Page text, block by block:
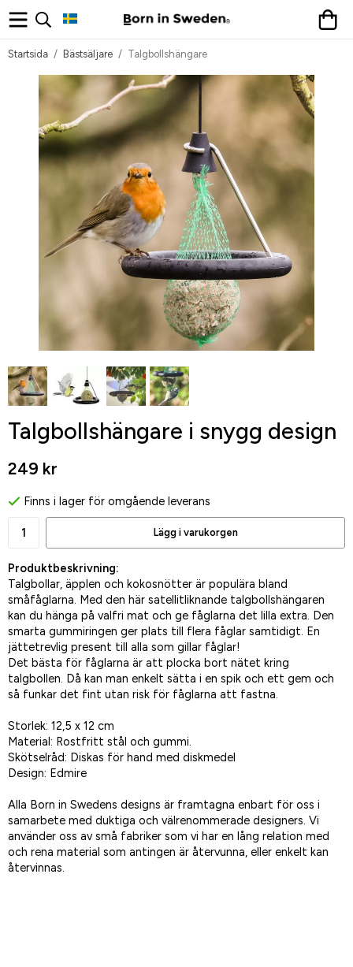
Startsida / Bästsäljare / Talgbollshängare
Talgbollshängare i snygg design
249 kr
Finns i lager för omgående leverans
Lägg i varukorgen
Produktbeskrivning:
Talgbollar, äpplen och kokosnötter är populära bland
småfåglarna. Med den här satellitliknande talgbollshängaren
kan du hänga på valfri mat och ge fåglarna det lilla extra. Den
smarta gummiringen ger plats till flera fåglar samtidigt. En
jättetrevlig present till alla som gillar fåglar!
Det bästa för fåglarna är att plocka bort nätet kring
talgbollen. Då kan man enkelt sätta i en spik och ett gem och
så funkar det fint utan risk för fåglarna att fastna.
Storlek: 12,5 x 12 cm
Material: Rostfritt stål och gummi.
Skötselråd: Diskas för hand med diskmedel
Design: Edmire
Alla Born in Swedens designs är framtagna enbart för oss i
samarbete med duktiga och välrenommerade designers. Vi
använder oss av små fabriker som vi har en lång relation med
och rena material som antingen är återvunna, eller enkelt kan
återvinnas.